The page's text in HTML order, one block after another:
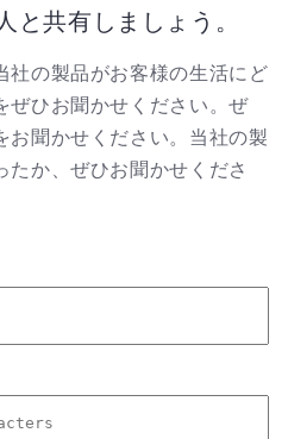
と共有しましょう。
社の製品がお客様の生活にど
ぜひお聞かせください。ぜ
お聞かせください。当社の製
か、ぜひお聞かせくださ